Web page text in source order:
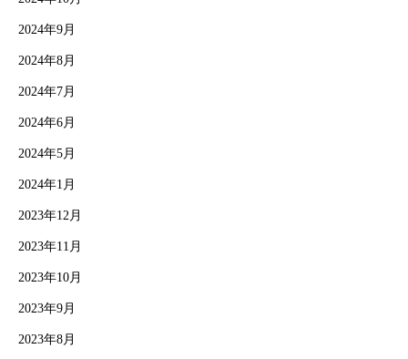
2024年9月
2024年8月
2024年7月
2024年6月
2024年5月
2024年1月
2023年12月
2023年11月
2023年10月
2023年9月
2023年8月